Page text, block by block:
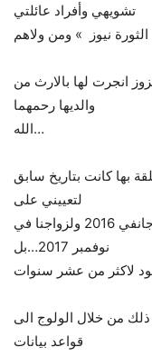
تشويهي وأفراد عائلتي
انجرت لها بالارث من
والديها رحمهما
الله…
بها كانت بتاريخ سابق
لتعييني على
رأس الهيئة الوطنية لمكافحة الفساد في جانفي 2016 ولزواجنا في
نوفمبر 2017…بل
ذلك من خلال الولوج الى
قواعد بيانات